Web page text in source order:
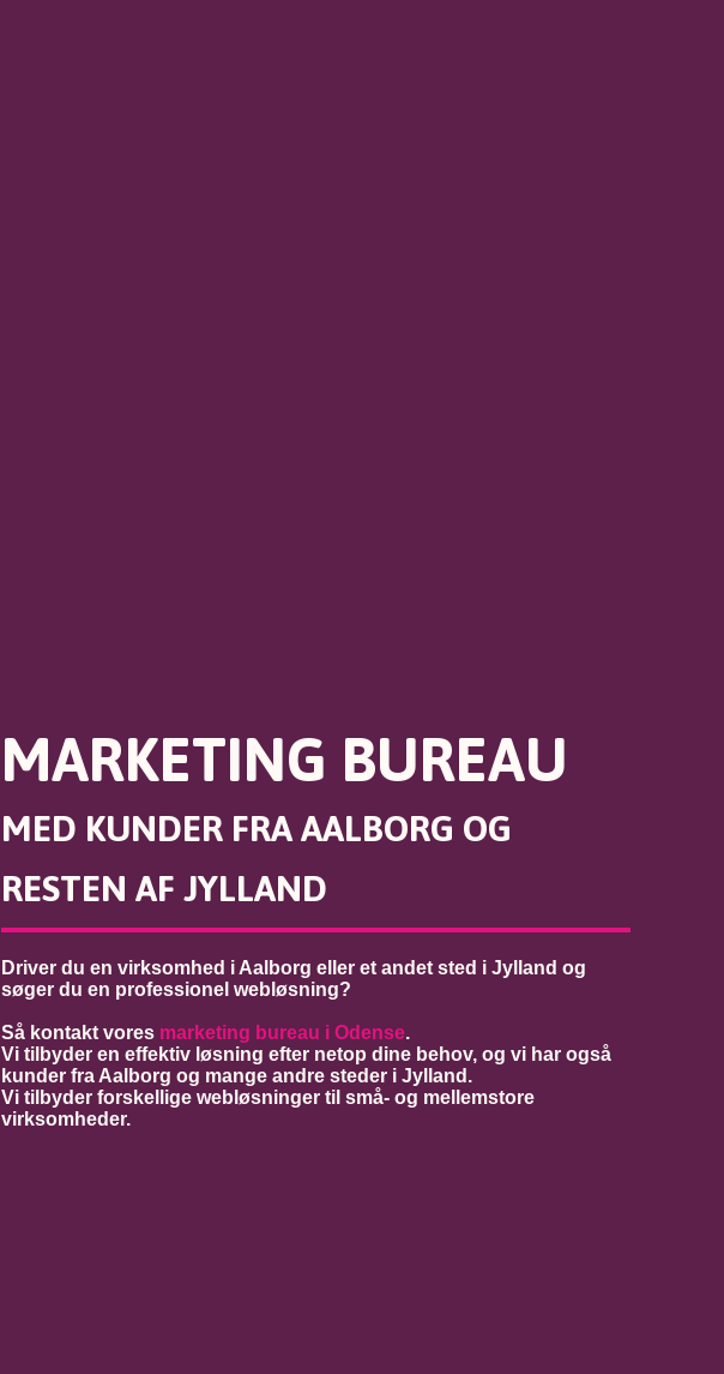
MARKETING BUREAU
MED KUNDER FRA AALBORG OG
RESTEN AF JYLLAND
Driver du en virksomhed i Aalborg eller et andet sted i Jylland og
søger du en professionel webløsning?
Så kontakt vores marketing bureau i Odense.
Vi tilbyder en effektiv løsning efter netop dine behov, og vi har også
kunder fra Aalborg og mange andre steder i Jylland.
Vi tilbyder forskellige webløsninger til små- og mellemstore
virksomheder.